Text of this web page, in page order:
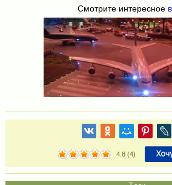
Смотрите интересное
4.8(4)